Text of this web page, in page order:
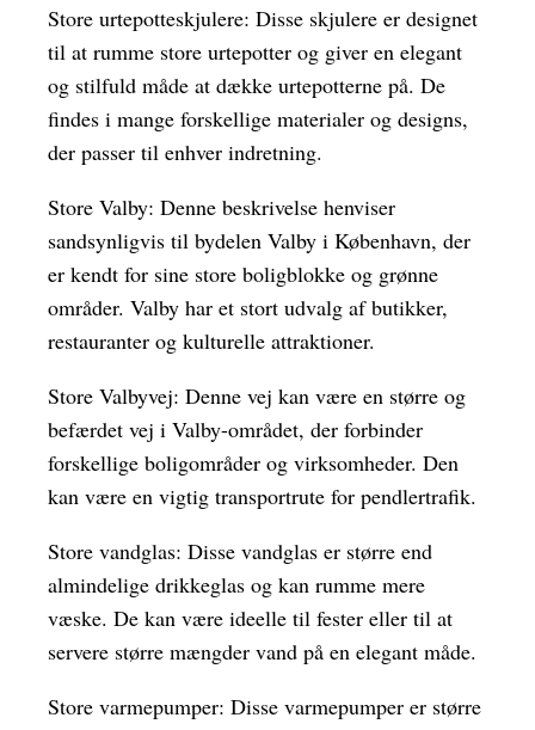
Store urtepotteskjulere: Disse skjulere er designet
til at rumme store urtepotter og giver en elegant
og stilfuld måde at dække urtepotterne på. De
findes i mange forskellige materialer og designs,
der passer til enhver indretning.
Store Valby: Denne beskrivelse henviser
sandsynligvis til bydelen Valby i København, der
er kendt for sine store boligblokke og grønne
områder. Valby har et stort udvalg af butikker,
restauranter og kulturelle attraktioner.
Store Valbyvej: Denne vej kan være en større og
befærdet vej i Valby-området, der forbinder
forskellige boligområder og virksomheder. Den
kan være en vigtig transportrute for pendlertrafik.
Store vandglas: Disse vandglas er større end
almindelige drikkeglas og kan rumme mere
væske. De kan være ideelle til fester eller til at
servere større mængder vand på en elegant måde.
Store varmepumper: Disse varmepumper er større